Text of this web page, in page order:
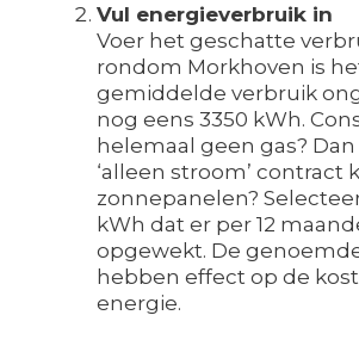
Vul energieverbruik in
Voer het geschatte
rondom Morkhoven is
gemiddelde verbruik
nog eens 3350 kWh.
helemaal geen gas?
‘alleen stroom’ contract
zonnepanelen?
kWh dat er per 12
opgewekt. De
hebben effect op de
energie.